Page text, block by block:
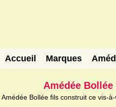
Accueil Marques
Amédée
Amédée Bollée fils construit ce vis-